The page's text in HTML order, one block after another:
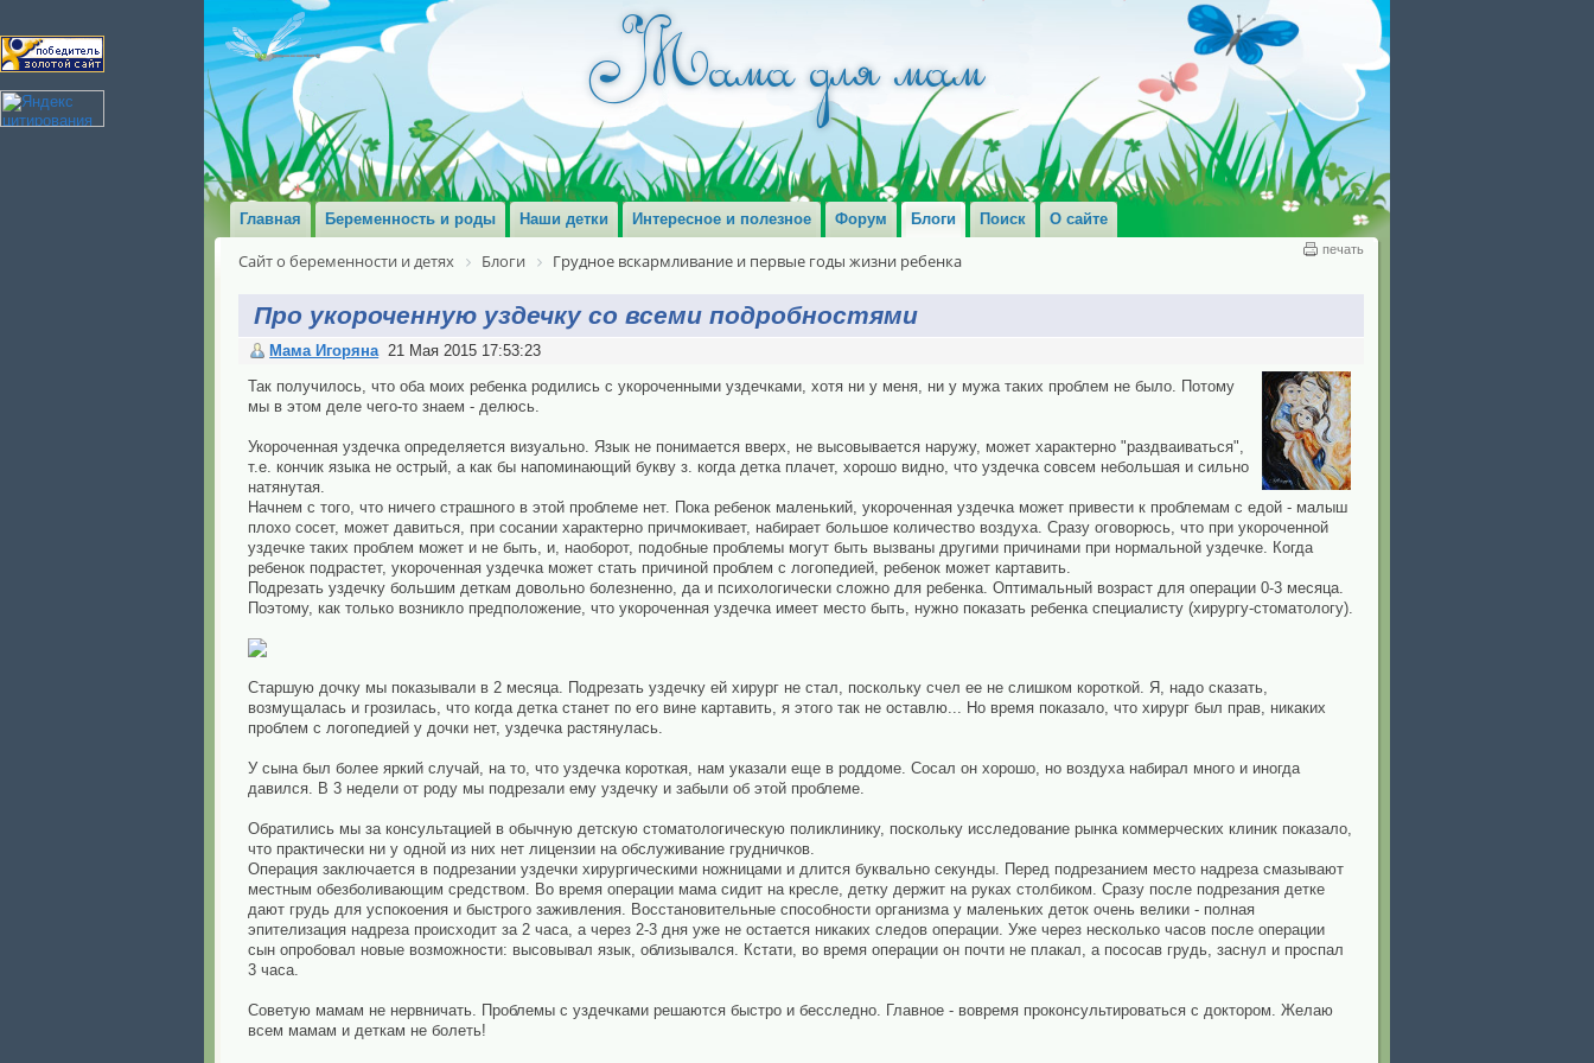
Главная Беременность и роды Наши детки Интересное и полезное Форум Блоги Поиск О сайте
печать
Сайт о беременности и детях Блоги Грудное вскармливание и первые годы жизни ребенка
Про укороченную уздечку со всеми подробностями
Мама Игоряна 21 Мая 2015 17:53:23
Так получилось, что оба моих ребенка родились с укороченными уздечками, хотя ни у меня, ни у мужа таких проблем не было. Потому
мы в этом деле чего-то знаем - делюсь.
Укороченная уздечка определяется визуально. Язык не понимается вверх, не высовывается наружу, может характерно "раздваиваться",
т.е. кончик языка не острый, а как бы напоминающий букву з. когда детка плачет, хорошо видно, что уздечка совсем небольшая и сильно
натянутая.
Начнем с того, что ничего страшного в этой проблеме нет. Пока ребенок маленький, укороченная уздечка может привести к проблемам с едой - малыш
плохо сосет, может давиться, при сосании характерно причмокивает, набирает большое количество воздуха. Сразу оговорюсь, что при укороченной
уздечке таких проблем может и не быть, и, наоборот, подобные проблемы могут быть вызваны другими причинами при нормальной уздечке. Когда
ребенок подрастет, укороченная уздечка может стать причиной проблем с логопедией, ребенок может картавить.
Подрезать уздечку большим деткам довольно болезненно, да и психологически сложно для ребенка. Оптимальный возраст для операции 0-3 месяца.
Поэтому, как только возникло предположение, что укороченная уздечка имеет место быть, нужно показать ребенка специалисту (хирургу-стоматологу).
Старшую дочку мы показывали в 2 месяца. Подрезать уздечку ей хирург не стал, поскольку счел ее не слишком короткой. Я, надо сказать,
возмущалась и грозилась, что когда детка станет по его вине картавить, я этого так не оставлю... Но время показало, что хирург был прав, никаких
проблем с логопедией у дочки нет, уздечка растянулась.
У сына был более яркий случай, на то, что уздечка короткая, нам указали еще в роддоме. Сосал он хорошо, но воздуха набирал много и иногда
давился. В 3 недели от роду мы подрезали ему уздечку и забыли об этой проблеме.
Обратились мы за консультацией в обычную детскую стоматологическую поликлинику, поскольку исследование рынка коммерческих клиник показало,
что практически ни у одной из них нет лицензии на обслуживание грудничков.
Операция заключается в подрезании уздечки хирургическими ножницами и длится буквально секунды. Перед подрезанием место надреза смазывают
местным обезболивающим средством . Во время операции мамасидит на кресле, детку держит на руках столбиком. Сразу после подрезания детке
дают грудь для успокоения и быстрого заживления. Восстановительные способности организма у маленьких деток очень велики - полная
эпителизация надреза происходит за 2 часа, а через 2-3 дня уже не остается никаких следов операции. Уже через несколько часов после операции
сын опробовал новые возможности: высовывал язык, облизывался. Кстати, во время операции он почти не плакал, а пососав грудь, заснул и проспал
3 часа.
Советую мамам не нервничать. Проблемы с уздечками решаются быстро и бесследно. Главное - вовремя проконсультироваться с доктором. Желаю
всем мамам и деткам не болеть!